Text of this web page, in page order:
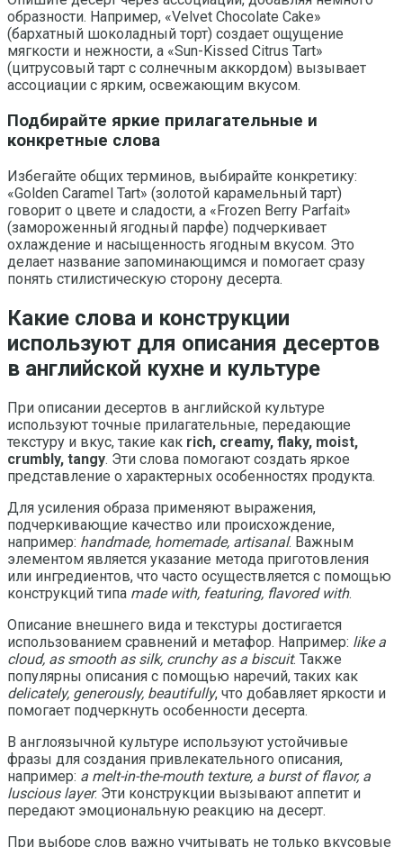
образности. Например, «Velvet Chocolate Cake»
(бархатный шоколадный торт) создает ощущение
мягкости и нежности, а «Sun-Kissed Citrus Tart»
(цитрусовый тарт с солнечным аккордом) вызывает
ассоциации с ярким, освежающим вкусом.
Подбирайте яркие прилагательные и
конкретные слова
Избегайте общих терминов, выбирайте конкретику:
«Golden Caramel Tart» (золотой карамельный тарт)
говорит о цвете и сладости, а «Frozen Berry Parfait»
(замороженный ягодный парфе) подчеркивает
охлаждение и насыщенность ягодным вкусом. Это
делает название запоминающимся и помогает сразу
понять стилистическую сторону десерта.
Какие слова и конструкции
используют для описания десертов
в английской кухне и культуре
При описании десертов в английской культуре
используют точные прилагательные, передающие
текстуру и вкус, такие как rich, creamy, flaky, moist,
crumbly, tangy. Эти слова помогают создать яркое
представление о характерных особенностях продукта.
Для усиления образа применяют выражения,
подчеркивающие качество или происхождение,
например: handmade, homemade, artisanal. Важным
элементом является указание метода приготовления
или ингредиентов, что часто осуществляется с помощью
конструкций типа made with, featuring, flavored with.
Описание внешнего вида и текстуры достигается
использованием сравнений и метафор. Например: like a
cloud, as smooth as silk, crunchy as a biscuit. Также
популярны описания с помощью наречий, таких как
delicately, generously, beautifully, что добавляет яркости и
помогает подчеркнуть особенности десерта.
В англоязычной культуре используют устойчивые
фразы для создания привлекательного описания,
например: a melt-in-the-mouth texture, a burst of flavor, a
luscious layer. Эти конструкции вызывают аппетит и
передают эмоциональную реакцию на десерт.
При выборе слов важно учитывать не только вкусовые